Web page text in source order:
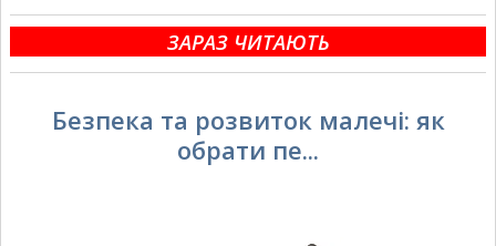
ЗАРАЗ ЧИТАЮТЬ
Безпека та розвиток малечі: як
обрати пе...